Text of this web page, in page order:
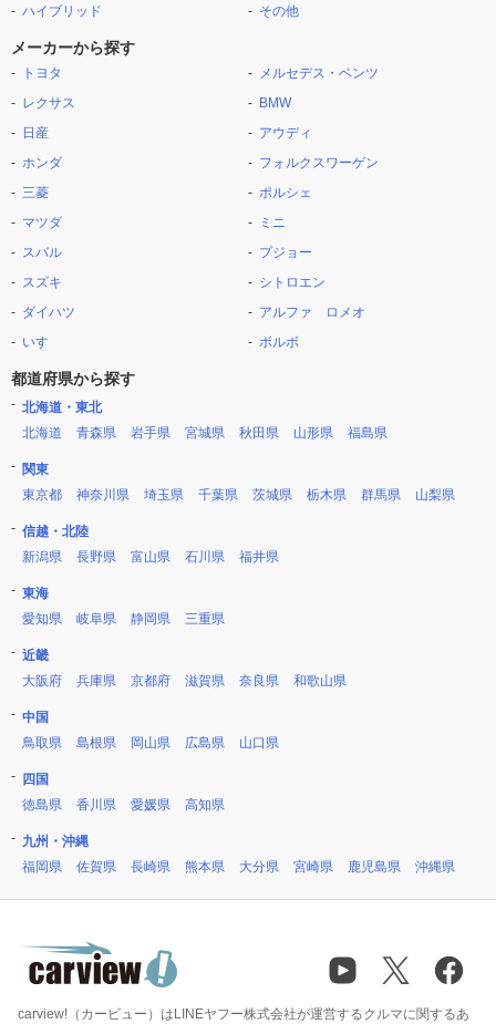
ハイブリッド
その他
メーカーから探す
トヨタ
レクサス
日産
ホンダ
三菱
マツダ
スバル
スズキ
ダイハツ
いすゞ
メルセデス・ベンツ
BMW
アウディ
フォルクスワーゲン
ポルシェ
ミニ
プジョー
シトロエン
アルファ ロメオ
ボルボ
都道府県から探す
北海道・東北
北海道
青森県 岩手県 宮城県 秋田県 山形県 福島県
関東
東京都
神奈川県 埼玉県 千葉県 茨城県 栃木県 群馬県 山梨県
信越・北陸
新潟県
長野県 富山県 石川県 福井県
東海
愛知県
岐阜県 静岡県 三重県
近畿
大阪府
兵庫県 京都府 滋賀県 奈良県 和歌山県
中国
鳥取県
島根県 岡山県 広島県 山口県
四国
徳島県
香川県 愛媛県 高知県
九州・沖縄
福岡県
佐賀県 長崎県 熊本県 大分県 宮崎県 鹿児島県 沖縄県
carview!（カービュー）はLINEヤフー株式会社が運営するクルマに関するあ